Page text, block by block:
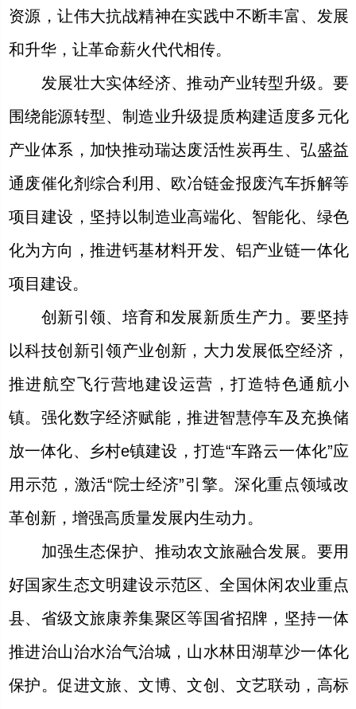
资源，让伟大抗战精神在实践中不断丰富、发展
和升华，让革命薪火代代相传。
发展壮大实体经济、推动产业转型升级。要
围绕能源转型、制造业升级提质构建适度多元化
产业体系，加快推动瑞达废活性炭再生、弘盛益
通废催化剂综合利用、欧冶链金报废汽车拆解等
项目建设，坚持以制造业高端化、智能化、绿色
化为方向，推进钙基材料开发、铝产业链一体化
项目建设。
创新引领、培育和发展新质生产力。要坚持
以科技创新引领产业创新，大力发展低空经济，
推进航空飞行营地建设运营，打造特色通航小
镇。强化数字经济赋能，推进智慧停车及充换储
放一体化、乡村e镇建设，打造“车路云一体化”应
用示范，激活“院士经济”引擎。深化重点领域改
革创新，增强高质量发展内生动力。
加强生态保护、推动农文旅融合发展。要用
好国家生态文明建设示范区、全国休闲农业重点
县、省级文旅康养集聚区等国省招牌，坚持一体
推进治山治水治气治城，山水林田湖草沙一体化
保护。促进文旅、文博、文创、文艺联动，高标